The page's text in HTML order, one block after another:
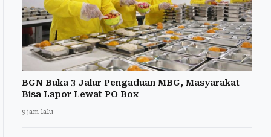
BGN Buka 3 Jalur Pengaduan MBG, Masyarakat
Bisa Lapor Lewat PO Box
9 jam lalu